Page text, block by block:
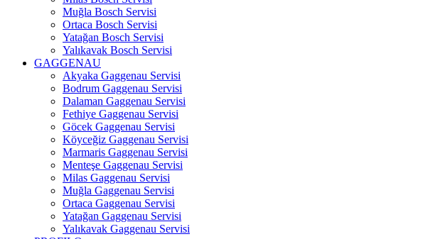
Muğla Bosch Servisi
Ortaca Bosch Servisi
Yatağan Bosch Servisi
Yalıkavak Bosch Servisi
GAGGENAU
Akyaka Gaggenau Servisi
Bodrum Gaggenau Servisi
Dalaman Gaggenau Servisi
Fethiye Gaggenau Servisi
Göcek Gaggenau Servisi
Köyceğiz Gaggenau Servisi
Marmaris Gaggenau Servisi
Menteşe Gaggenau Servisi
Milas Gaggenau Servisi
Muğla Gaggenau Servisi
Ortaca Gaggenau Servisi
Yatağan Gaggenau Servisi
Yalıkavak Gaggenau Servisi